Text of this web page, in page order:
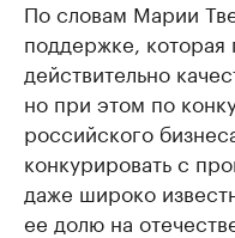
По словам Марии
поддержке, которая
действительно
но при этом по
российского
конкурировать с
даже широко
ее долю на